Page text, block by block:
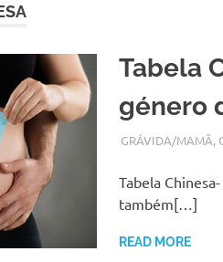
Tabela
género
SETEMBRO 25,
ADMIN
GRÁVIDA/MAMÃ,
Tabela
também[…]
READ MORE